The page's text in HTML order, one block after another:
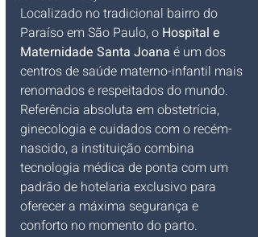
Localizado no tradicional bairro do
Paraíso em São Paulo, o Hospital e
Maternidade Santa Joana é um dos
centros de saúde materno-infantil mais
renomados e respeitados do mundo.
Referência absoluta em obstetrícia,
ginecologia e cuidados com o recém-
nascido, a instituição combina
tecnologia médica de ponta com um
padrão de hotelaria exclusivo para
oferecer a máxima segurança e
conforto no momento do parto.